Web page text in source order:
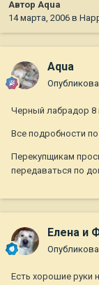
Автор Aqua
14 марта, 2006 в
Aqua
Черный лабрадор
Все подробности по
Перекупщикам
передаваться по
Елена и
Есть хорошие руки